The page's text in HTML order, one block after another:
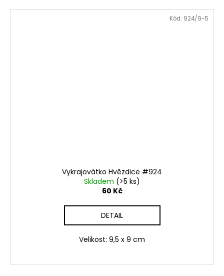
Vykrajovátko Hvězdice #924
Skladem (>5 ks)
60 Kč
DETAIL
Velikost: 9,5 x 9 cm
Kód: 924/9-5